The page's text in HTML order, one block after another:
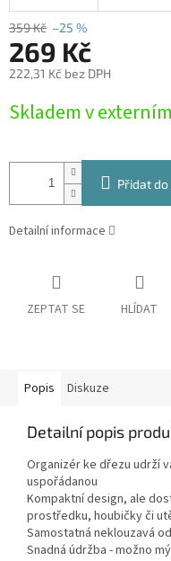
359 Kč –25 %
269 Kč
222,31 Kč bez DPH
cena:
Skladem v
Přidat do
Detailní informace
ZEPTAT SE HLÍDAT
Popis Diskuze
Detailní popis
Organizér ke dřezu udrží
uspořádanou
Kompaktní design, ale
prostředku, houbičky či
Samostatná neklouzavá
Snadná údržba - možno